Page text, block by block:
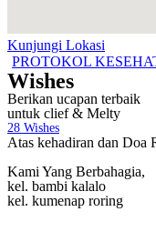
Kunjungi Lokasi
PROTOKOL
Wishes
Berikan ucapan terbaik
untuk clief & Melty
28 Wishes
Atas kehadiran dan Doa
Kami Yang Berbahagia,
kel. bambi kalalo
kel. kumenap roring